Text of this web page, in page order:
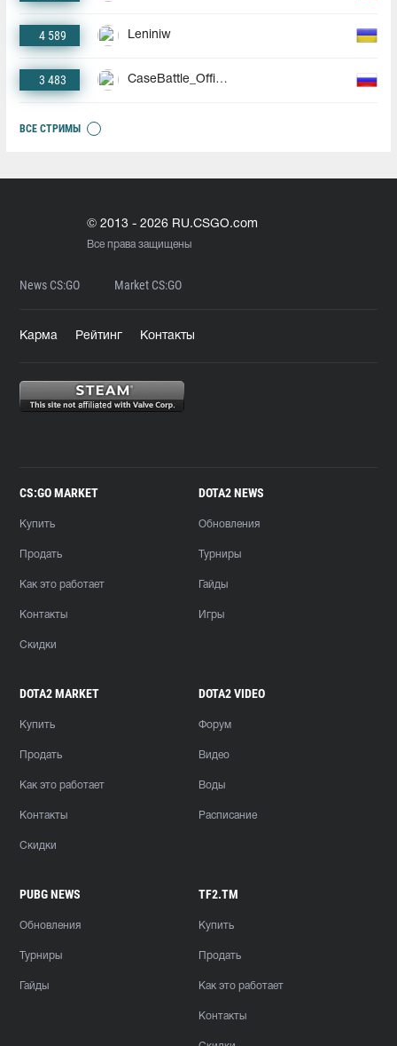
4 589 Leniniw
3 483 CaseBattle_Official
ВСЕ СТРИМЫ
© 2013 - 2026 RU.CSGO.com
Все права защищены
News CS:GO Market CS:GO
Карма Рейтинг Контакты
CS:GO MARKET
Купить
Продать
Как это работает
Контакты
Скидки
DOTA2 NEWS
Обновления
Турниры
Гайды
Игры
DOTA2 MARKET
Купить
Продать
Как это работает
Контакты
Скидки
DOTA2 VIDEO
Форум
Видео
Воды
Расписание
PUBG NEWS
Обновления
Турниры
Гайды
TF2.TM
Купить
Продать
Как это работает
Контакты